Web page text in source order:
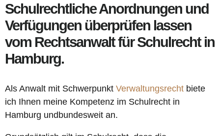
Schulrechtliche Anordnungen und
Verfügungen überprüfen lassen
vom Rechtsanwalt für Schulrecht in
Hamburg.
Als Anwalt mit Schwerpunkt Verwaltungsrecht biete
ich Ihnen meine Kompetenz im Schulrecht in
Hamburg undbundesweit an.